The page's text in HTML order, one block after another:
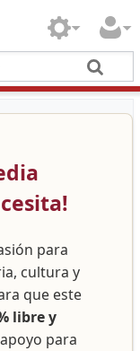
para
cultura y
que este
libre y
para